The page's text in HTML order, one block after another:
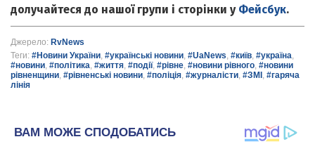
долучайтеся до нашої групи і сторінки у Фейсбук.
Джерело: RvNews
Теги: #Новини України, #українські новини, #UaNews, #київ, #україна,
#новини, #політика, #життя, #події, #рівне, #новини рівного, #новини
рівненщини, #рівненські новини, #поліція, #журналісти, #ЗМІ, #гаряча
лінія